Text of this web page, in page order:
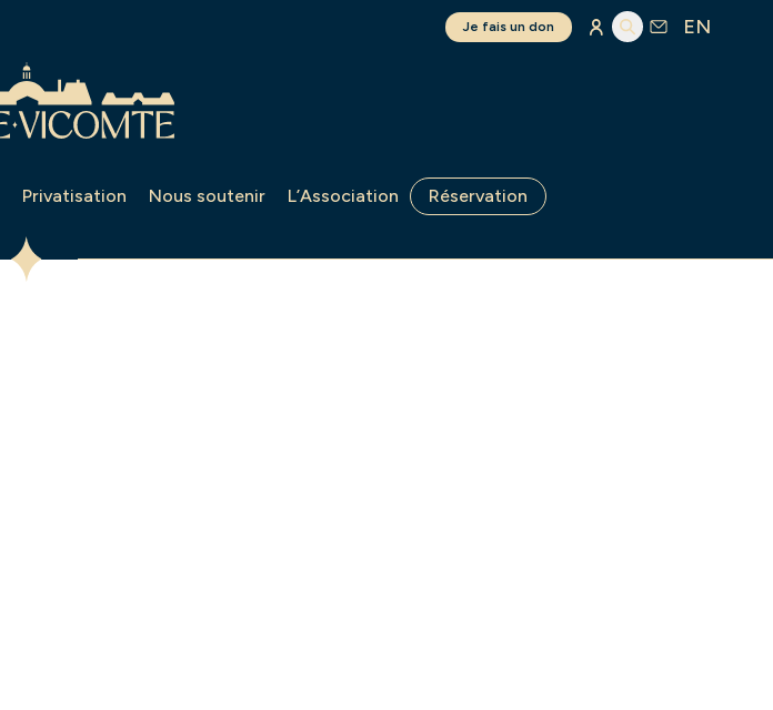
Je fais un don EN
Privatisation Nous soutenir L’Association Réservation